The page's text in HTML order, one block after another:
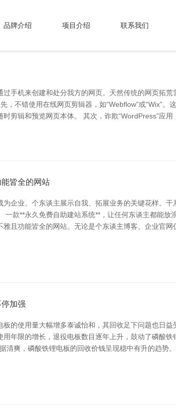
品牌介绍 项目介绍 联系我们
手机来创建和处分我方的网页。天然传统的网页拓
，不错使用在线网页剪辑器，如“Webflow”或“Wix”
剪辑和预览网页本体。 其次，诈欺“WordPress”应
皆全的网站
企业、个东谈主展示自我、拓展业务的关键花样。
款**永久免费自助建站系统**，让任何东谈主都能放
且功能皆全的网站。无论是个东谈主博客、企业官
加强
的使用量大幅增多泰诚怡和，其回收足下问题也日
年限的增长，退役电板数目逐年上升，鼓动了磷酸
清爽，磷酸铁锂电板的回收价钱呈现稳中有升的趋势